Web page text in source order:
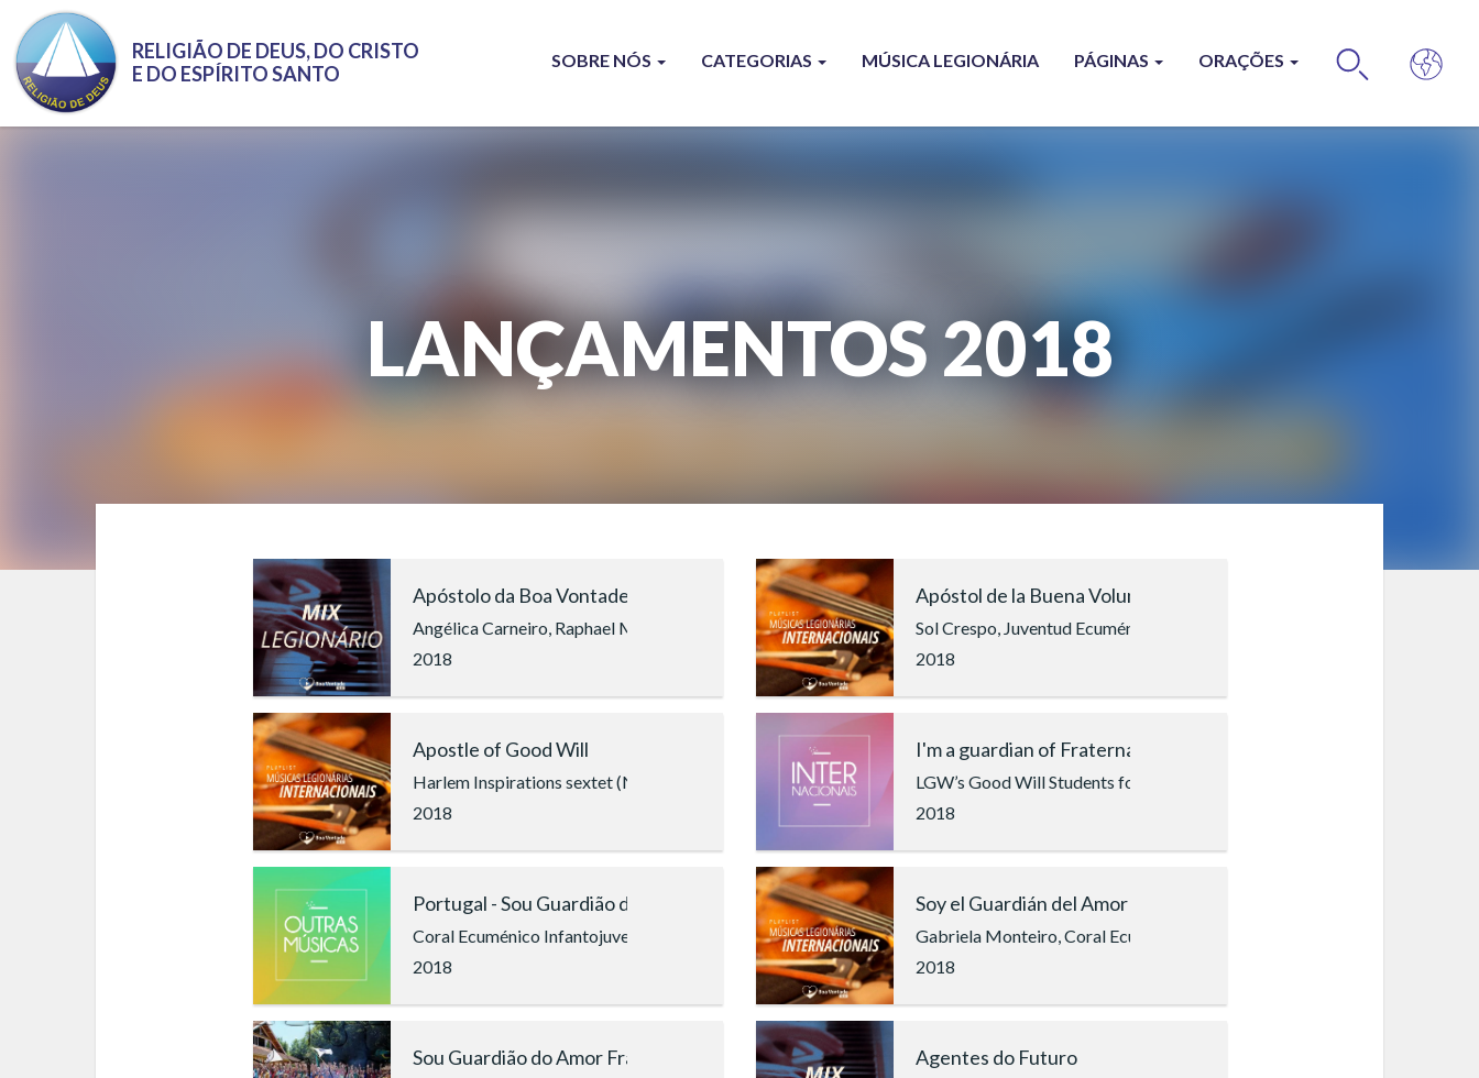
Pular para o conteúdo principal
RELIGIÃO DE DEUS, DO CRISTO
E DO ESPÍRITO SANTO
SOBRE NÓS CATEGORIAS MÚSICA LEGIONÁRIA PÁGINAS ORAÇÕES
LANÇAMENTOS 2018
Apóstolo da Boa Vontade
Angélica Carneiro, Raphael Manoel
2018
Apóstol de la Buena Voluntad
Sol Crespo, Juventud Ecuménica de la Buena Voluntad de Dios (Buenos
2018
Apostle of Good Will
Harlem Inspirations sextet (New York, USA)
2018
I'm a guardian of Fraternal Love
LGW’s Good Will Students for Peace of Oliver Street School New Jersey
2018
Portugal - Sou Guardião do Amor Fraterno
Coral Ecuménico Infantojuvenil Boa Vontade (Porto, Portugal)
2018
Soy el Guardián del Amor Fraterno
Gabriela Monteiro, Coral Ecumênico Infantojuvenil Boa Vontade
2018
Sou Guardião do Amor Fraterno Agentes do Futuro